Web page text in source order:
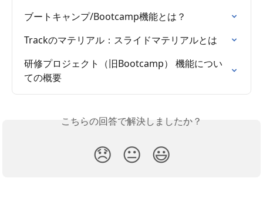
ブートキャンプ/Bootcamp機能とは？
Trackのマテリアル：スライドマテリアルとは
研修プロジェクト（旧Bootcamp） 機能につい
ての概要
こちらの回答で解決しましたか？
😞 😐 😃